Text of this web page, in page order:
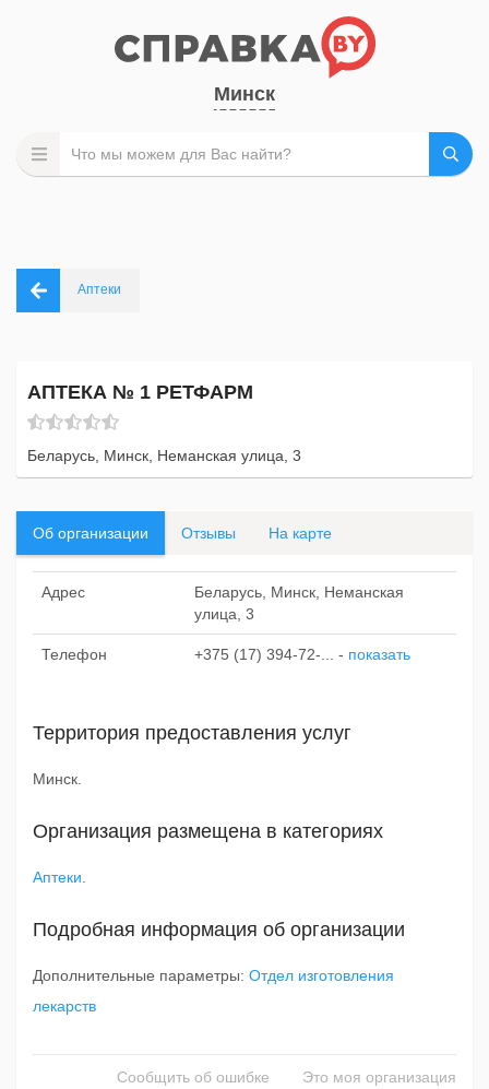
Минск
Аптеки
АПТЕКА № 1 РЕТФАРМ
Беларусь, Минск, Неманская улица, 3
Об организации Отзывы На карте
Адрес
Беларусь, Минск, Неманская
улица, 3
Телефон +375 (17) 394-72-... - показать
Территория предоставления услуг
Минск.
Организация размещена в категориях
Аптеки
Подробная информация об организации
Дополнительные параметры: Отдел изготовления
лекарств
Сообщить об ошибке
Это моя организация